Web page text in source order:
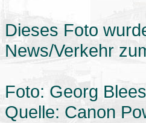
Dieses Foto
News/Verkehr
Foto: Georg
Quelle: Canon